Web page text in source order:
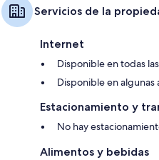
Servicios de la
Internet
Disponible en todas
Disponible en algunas
Estacionamiento y
No hay
Alimentos y bebidas